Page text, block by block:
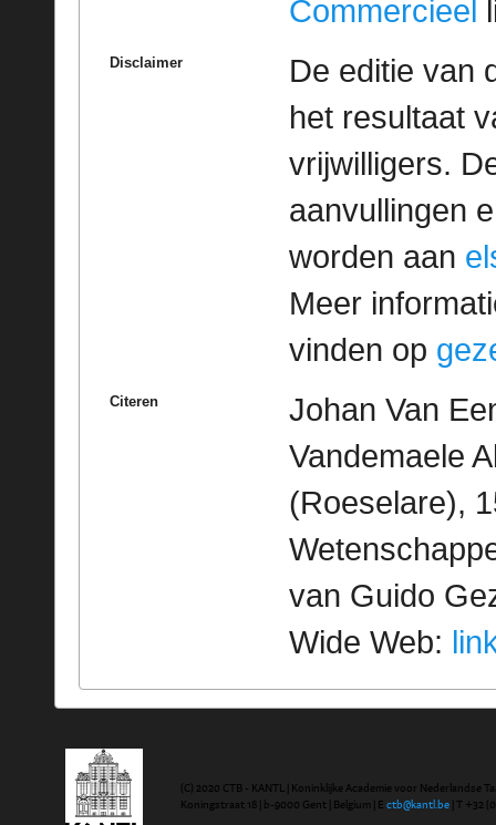
Commercieel
Disclaimer
De editie van
het resultaat
vrijwilligers.
aanvullingen
worden aan
Meer
vinden op
Citeren
Johan Van
Vandemaele
(Roeselare),
van Guido
Wide Web:
(C) 2020 CTB - KANTL | Koninklijke Academie voor Nederlandse
Koningstraat 18 | b-9000 Gent | Belgium | E ctb@kantl.be | T +32